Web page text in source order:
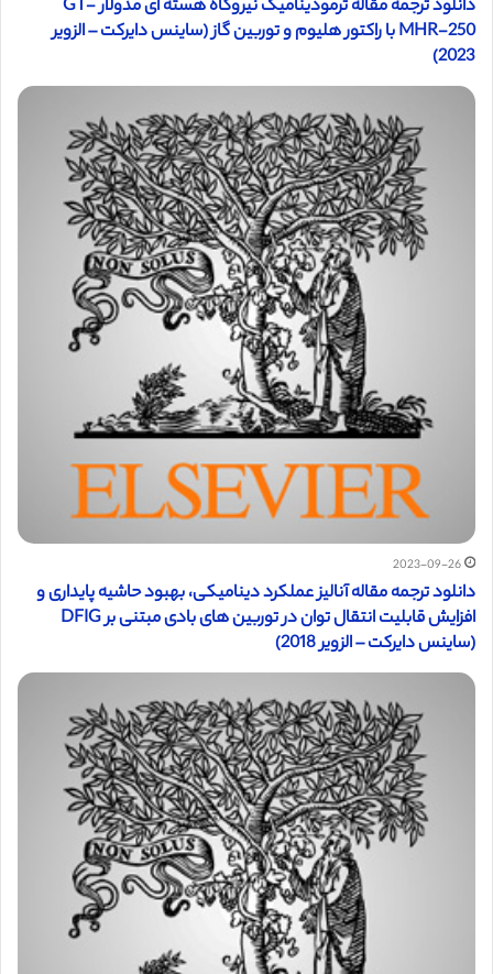
دانلود ترجمه مقاله ترمودینامیک نیروگاه هسته ای مدولار GT-
MHR-250 با راکتور هلیوم و توربین گاز (ساینس دایرکت – الزویر
2023)
2023-09-26
دانلود ترجمه مقاله آنالیز عملکرد دینامیکی، بهبود حاشیه پایداری و
افزایش قابلیت انتقال توان در توربین های بادی مبتنی بر DFIG
(ساینس دایرکت – الزویر 2018)